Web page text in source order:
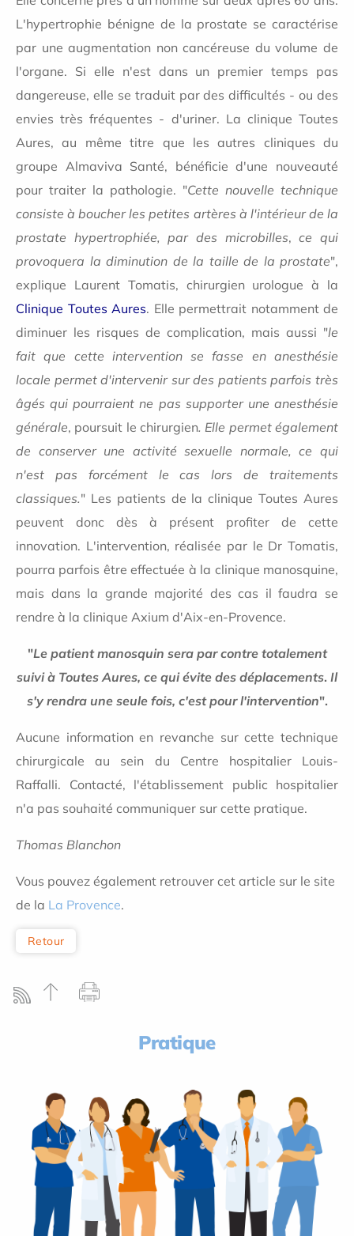
L'hypertrophie bénigne de la prostate se caractérise
par une augmentation non cancéreuse du volume de
l'organe. Si elle n'est dans un premier temps pas
dangereuse, elle se traduit par des difficultés - ou des
envies très fréquentes - d'uriner. La clinique Toutes
Aures, au même titre que les autres cliniques du
groupe Almaviva Santé, bénéficie d'une nouveauté
pour traiter la pathologie. "Cette nouvelle technique
consiste à boucher les petites artères à l'intérieur de la
prostate hypertrophiée, par des microbilles,ce qui
provoquera la diminution de la taille de la prostate",
explique Laurent Tomatis, chirurgien urologue à la
Clinique Toutes Aures. Elle permettrait notamment de
diminuer les risques de complication, mais aussi "le
fait que cette intervention se fasse en anesthésie
locale permet d'intervenir sur des patients parfois très
âgés qui pourraient ne pas supporter une anesthésie
générale, poursuit le chirurgien. Elle permet également
de conserver une activité sexuelle normale, ce qui
n'est pas forcément le cas lors de traitements
classiques." Les patients de la clinique Toutes Aures
peuvent donc dès à présent profiter de cette
innovation. L'intervention, réalisée par le Dr Tomatis,
pourra parfois être effectuée à la clinique manosquine,
mais dans la grande majorité des cas il faudra se
rendre à la clinique Axium d'Aix-en-Provence.
"Le patient manosquin sera par contre totalement
suivi à Toutes Aures, ce qui évite des déplacements. Il
s'y rendra une seule fois, c'est pour l'intervention".
Aucune information en revanche sur cette technique
chirurgicale au sein du Centre hospitalier Louis-
Raffalli. Contacté, l'établissement public hospitalier
n'a pas souhaité communiquer sur cette pratique.
Thomas Blanchon
Vous pouvez également retrouver cet article sur le site
de la La Provence.
Retour
Pratique